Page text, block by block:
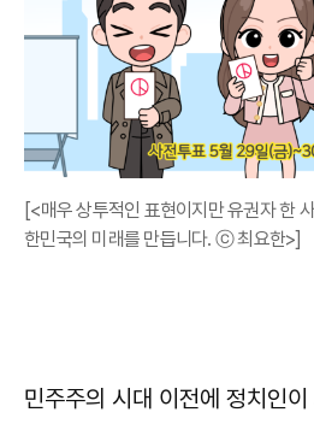
[<매우 상투적인 표현이지만 유권자 한
한민국의 미래를 만듭니다. ⓒ 최요한>]
민주주의 시대 이전에 정치인이